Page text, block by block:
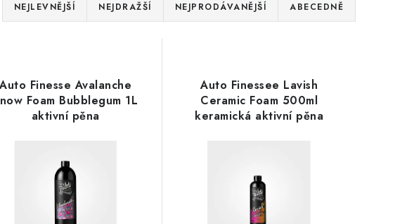
NEJLEVNĚJŠÍ NEJDRAŽŠÍ NEJPRODÁVANĚJŠÍ ABECEDNĚ
Auto Finesse Avalanche
Foam Bubblegum 1L
aktivní pěna
Auto Finessee Lavish
Ceramic Foam 500ml
keramická aktivní pěna